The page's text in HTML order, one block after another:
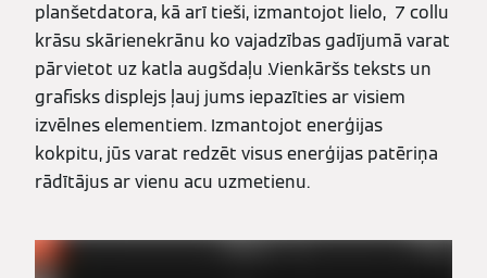
planšetdatora, kā arī tieši, izmantojot lielo, 7 collu
krāsu skārienekrānu ko vajadzības gadījumā varat
pārvietot uz katla augšdaļu .Vienkāršs teksts un
grafisks displejs ļauj jums iepazīties ar visiem
izvēlnes elementiem. Izmantojot enerģijas
kokpitu, jūs varat redzēt visus enerģijas patēriņa
rādītājus ar vienu acu uzmetienu.